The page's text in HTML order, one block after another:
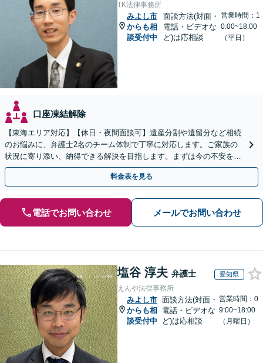
TK法律事務所
みよし市
からも相
談受付中
面談方法(対面・
電話・ビデオな
ど)は応相談
営業時間：1
0:00~18:00
（平日）
口座凍結解除
【東海エリア対応】【休日・夜間面談可】遺産分割や遺留分など相続
のお悩みに、弁護士2名のチーム体制で丁寧に対応します。ご家族の
状況に寄り添い、納得できる解決を目指します。まずは今の不安をお
聞かせください【メール・WEB相談可】
料金表を見る
電話でお問い合わせ メールでお問い合わせ
塩谷 淳夫 弁護士 愛知県
えんや法律事務所
みよし市
からも相
談受付中
面談方法(対面・
電話・ビデオな
ど)は応相談
営業時間：0
9:00~18:00
（月曜日）